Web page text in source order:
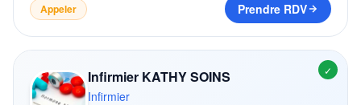
Appeler Prendre RDV
✓
Infirmier KATHY SOINS
Infirmier